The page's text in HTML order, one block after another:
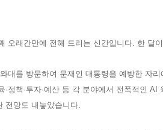
오래간만에 전해 드리는 신간입니다. 한 달
대를 방문하여 문재인 대통령을 예방한 자리
·정책 ·투자·예산 등 각 분야에서 전폭적인 AI
전망도 내놓았습니다.